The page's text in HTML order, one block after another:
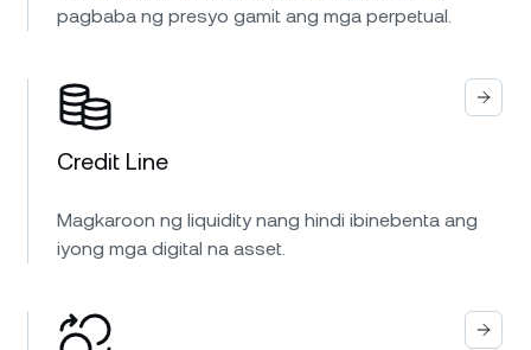
pagbaba ng presyo gamit ang mga perpetual.
Credit Line
Magkaroon ng liquidity nang hindi ibinebenta ang
iyong mga digital na asset.